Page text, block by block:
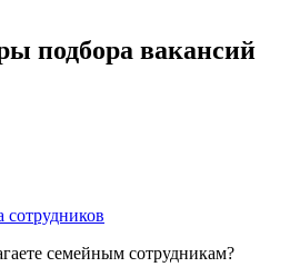
подбора вакансий
сотрудников
семейным сотрудникам?